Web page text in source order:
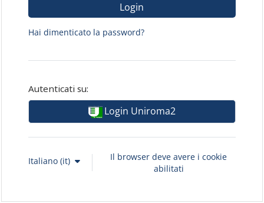
Login
Hai dimenticato la password?
Autenticati su:
Login Uniroma2
Italiano ‎(it)‎
Il browser deve avere i cookie
abilitati